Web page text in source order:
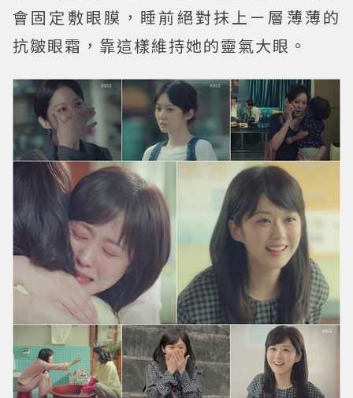
會固定敷眼膜，睡前絕對抹上ㄧ層薄薄的
抗皺眼霜，靠這樣維持她的靈氣大眼。